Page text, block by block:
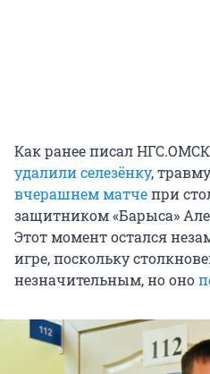
Как ранее писал
удалили селезёнку,
вчерашнем матчепри
защитником «Барыса»
Этот момент остался
игре, поскольку
незначительным, но оно